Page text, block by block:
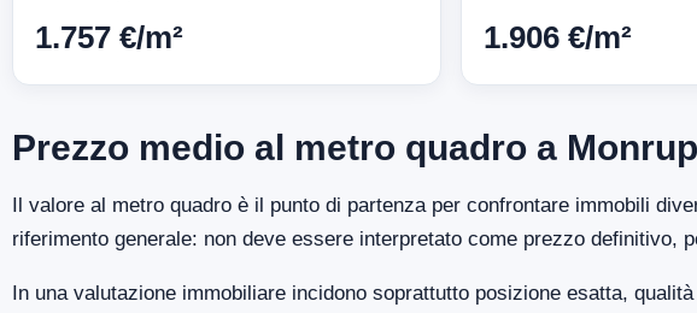
1.757 €/m² 1.906 €/m²
Prezzo medio al metro quadro a
Il valore al metro quadro è il punto di partenza per confrontare immobili
riferimento generale: non deve essere interpretato come prezzo
In una valutazione immobiliare incidono soprattutto posizione esatta,